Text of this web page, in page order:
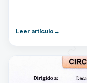
Leer artículo